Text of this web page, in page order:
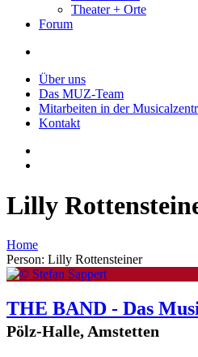
Theater + Orte
Forum
Über uns
Das MUZ-Team
Mitarbeiten in der
Kontakt
Lilly
Home
Person: Lilly Rottensteiner
THE BAND - Das
Pölz-Halle, Amstetten